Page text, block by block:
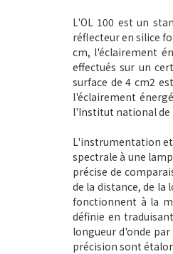
L'OL 100 est un
réflecteur en silice
cm, l'éclairement
effectués sur un
surface de 4 cm2
l'éclairement
l'Institut national de
L'instrumentation
spectrale à une
précise de
de la distance, de la
fonctionnent à la
définie en
longueur d'onde
précision sont